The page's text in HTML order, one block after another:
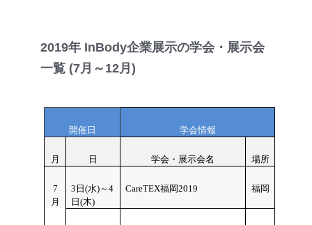
2019年 InBody企業展示の学会・展示会
一覧 (7月～12月)
開催日 学会情報
月 日 学会・展示会名 場所
7
月
3日(水)～4
日(木)
CareTEX福岡2019 福岡